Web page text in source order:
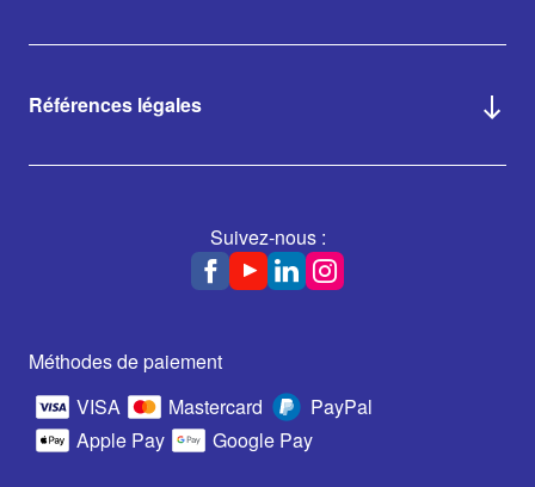
Références légales
Suivez-nous :
Méthodes de paiement
VISA
Mastercard
PayPal
Apple Pay
Google Pay